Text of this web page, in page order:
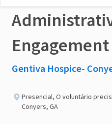
Engagement
Gentiva Hospice-
Presencial, O voluntário
Conyers, GA